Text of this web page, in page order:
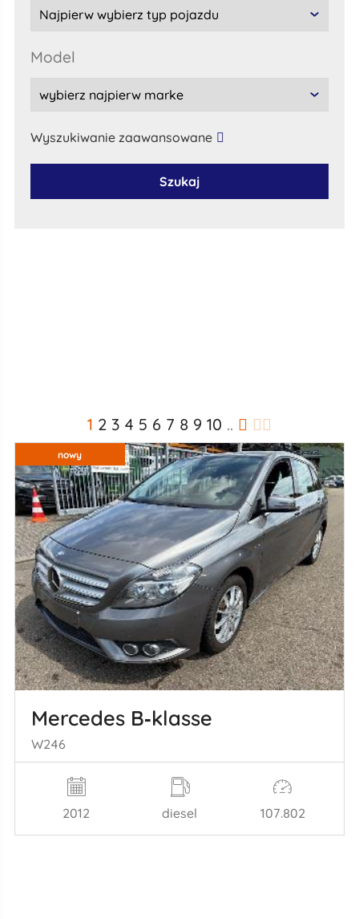
model
Wyszukiwanie zaawansowane
Szukaj
1 2 3 4 5 6 7 8 9 10 ..
nowy
Mercedes B‑klasse
W246
2012 diesel 107.802